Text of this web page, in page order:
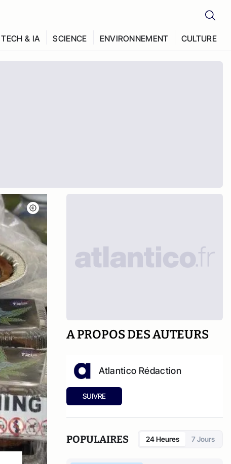
TECH & IA SCIENCE ENVIRONNEMENT CULTURE
A PROPOS DES AUTEURS
Atlantico Rédaction
SUIVRE
POPULAIRES 24 Heures 7 Jours